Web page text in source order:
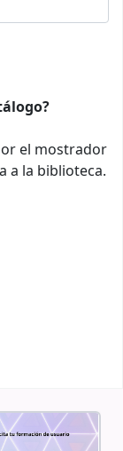
el mostrador
a la biblioteca.